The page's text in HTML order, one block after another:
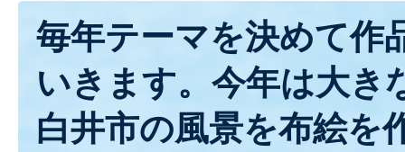
毎年テーマを決めて作
いきます。今年は大き
白井市の風景を布絵を